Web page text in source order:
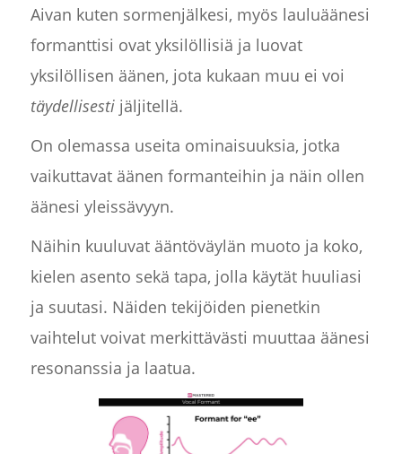
Aivan kuten sormenjälkesi, myös lauluäänesi
formanttisi ovat yksilöllisiä ja luovat
yksilöllisen äänen, jota kukaan muu ei voi
täydellisestijäljitellä.
On olemassa useita ominaisuuksia, jotka
vaikuttavat äänen formanteihin ja näin ollen
äänesi yleissävyyn.
Näihin kuuluvat ääntöväylän muoto ja koko,
kielen asento sekä tapa, jolla käytät huuliasi
ja suutasi. Näiden tekijöiden pienetkin
vaihtelut voivat merkittävästi muuttaa äänesi
resonanssia ja laatua.